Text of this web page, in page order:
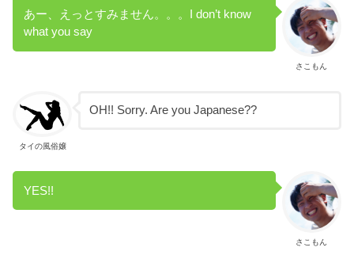
さこもん
あー、えっとすみません。。。I don’t know
what you say
タイの風俗嬢
OH!! Sorry. Are you Japanese??
さこもん
YES!!